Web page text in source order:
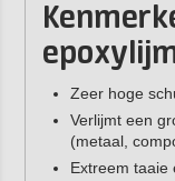
Zeer hoge
Verlijmt een
(metaal,
Extreem taaie